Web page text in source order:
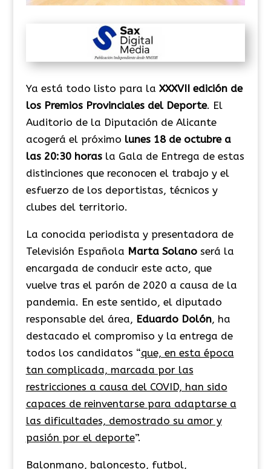
Ya está todo listo para la XXXVII edición de
los Premios Provinciales del Deporte. El
Auditorio de la Diputación de Alicante
acogerá el próximo lunes 18 de octubre a
las 20:30 horasla Gala de Entrega de estas
distinciones que reconocen el trabajo y el
esfuerzo de los deportistas, técnicos y
clubes del territorio.
La conocida periodista y presentadora de
Televisión Española Marta Solanoserá la
encargada de conducir este acto, que
vuelve tras el parón de 2020 a causa de la
pandemia. En este sentido, el diputado
responsable del área, Eduardo Dolón, ha
destacado el compromiso y la entrega de
todos los candidatos “que, en esta época
tan complicada, marcada por las
restricciones a causa del COVID, han sido
capaces de reinventarse para adaptarse a
las dificultades, demostrado su amor y
pasión por el deporte”.
Balonmano, baloncesto, futbol,